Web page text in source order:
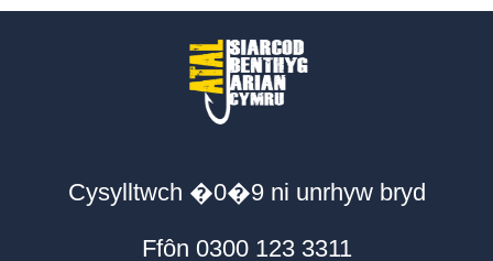
Cysylltwch �0�9 ni unrhyw bryd
Ffôn 0300 123 3311